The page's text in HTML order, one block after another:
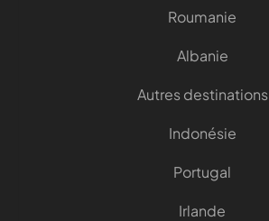
Roumanie
Albanie
Autres destinations
Indonésie
Portugal
Irlande